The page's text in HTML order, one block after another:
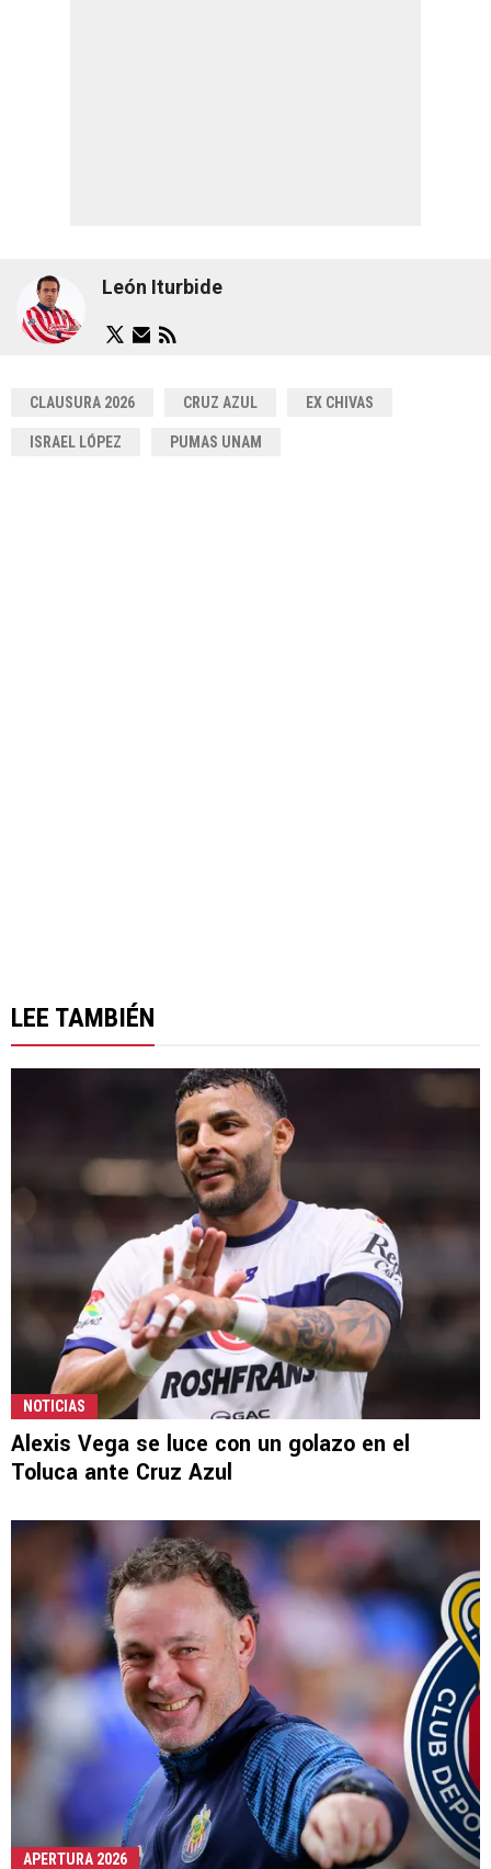
León Iturbide
CLAUSURA 2026 CRUZ AZUL EX CHIVAS
ISRAEL LÓPEZ PUMAS UNAM
LEE TAMBIÉN
NOTICIAS
Alexis Vega se luce con un golazo en el
Toluca ante Cruz Azul
APERTURA 2026